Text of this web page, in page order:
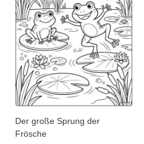
Der große Sprung der
Frösche